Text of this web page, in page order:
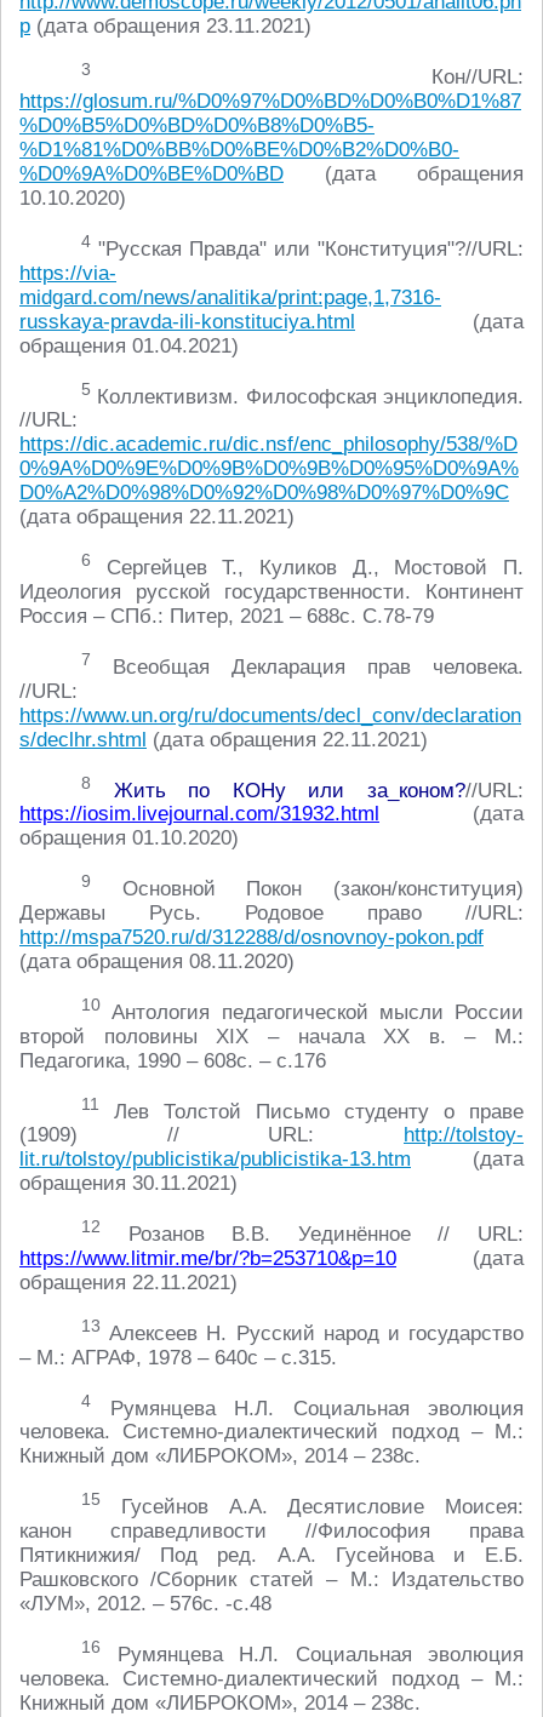
p (дата обращения 23.11.2021)
3
Кон//URL:
https://glosum.ru/%D0%97%D0%BD%D0%B0%D1%87
%D0%B5%D0%BD%D0%B8%D0%B5-
%D1%81%D0%BB%D0%BE%D0%B2%D0%B0-
%D0%9A%D0%BE%D0%BD (дата обращения
10.10.2020)
4 "Русская Правда" или "Конституция"?//URL:
https://via-
midgard.com/news/analitika/print:page,1,7316-
russkaya-pravda-ili-konstituciya.html (дата
обращения 01.04.2021)
5 Коллективизм. Философская энциклопедия.
//URL:
https://dic.academic.ru/dic.nsf/enc_philosophy/538/%D
0%9A%D0%9E%D0%9B%D0%9B%D0%95%D0%9A%
D0%A2%D0%98%D0%92%D0%98%D0%97%D0%9C
(дата обращения 22.11.2021)
6
Сергейцев Т., Куликов Д., Мостовой П.
Идеология русской государственности. Континент
Россия – СПб.: Питер, 2021 – 688с. С.78-79
7
Всеобщая Декларация прав человека.
//URL:
https://www.un.org/ru/documents/decl_conv/declaration
s/declhr.shtml (дата обращения 22.11.2021)
8 Жить по КОНу или за_коном?//URL:
https://iosim.livejournal.com/31932.html
(дата
обращения 01.10.2020)
9
Основной Покон (закон/конституция)
Державы Русь. Родовое право //URL:
http://mspa7520.ru/d/312288/d/osnovnoy-pokon.pdf
(дата обращения 08.11.2020)
10 Антология педагогической мысли России
второй половины ХIХ – начала ХХ в. – М.:
Педагогика, 1990 – 608с. – с.176
11
Лев Толстой Письмо студенту о праве
(1909) // URL:
http://tolstoy-
lit.ru/tolstoy/publicistika/publicistika-13.htm (дата
обращения 30.11.2021)
12
Розанов В.В. Уединённое // URL:
https://www.litmir.me/br/?b=253710&p=10 (дата
обращения 22.11.2021)
13 Алексеев Н. Русский народ и государство
– М.: АГРАФ, 1978 – 640с – с.315.
4 Румянцева Н.Л. Социальная эволюция
человека. Системно-диалектический подход – М.:
Книжный дом «ЛИБРОКОМ», 2014 – 238с.
15
Гусейнов А.А. Десятисловие Моисея:
канон справедливости //Философия права
Пятикнижия/ Под ред. А.А. Гусейнова и Е.Б.
Рашковского /Сборник статей – М.: Издательство
«ЛУМ», 2012. – 576с. -с.48
16
Румянцева Н.Л. Социальная эволюция
человека. Системно-диалектический подход – М.:
Книжный дом «ЛИБРОКОМ», 2014 – 238с.